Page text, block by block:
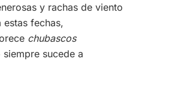
y rachas de viento
fechas,
chubascos
sucede a